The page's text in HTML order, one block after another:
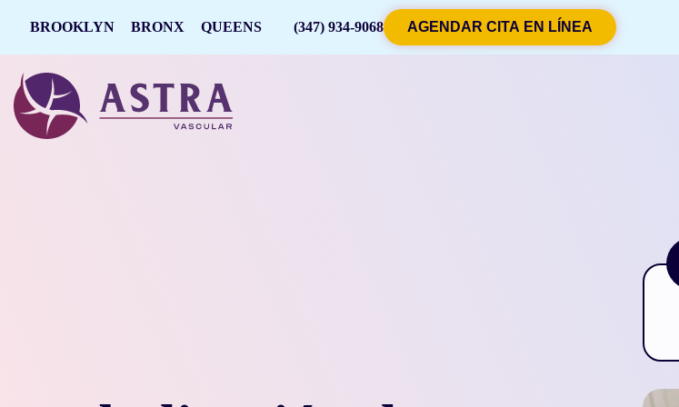
BROOKLYN BRONX QUEENS (347) 934-9068 AGENDAR CITA EN LÍNEA